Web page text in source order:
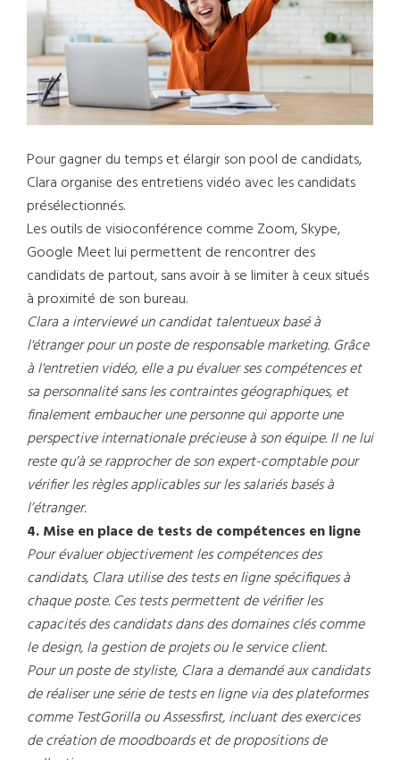
Pour gagner du temps et élargir son pool de candidats,
Clara organise des entretiens vidéo avec les candidats
présélectionnés.
Les outils de visioconférence comme Zoom, Skype,
Google Meet lui permettent de rencontrer des
candidats de partout, sans avoir à se limiter à ceux situés
à proximité de son bureau.
Clara a interviewé un candidat talentueux basé à
l'étranger pour un poste de responsable marketing. Grâce
à l'entretien vidéo, elle a pu évaluer ses compétences et
sa personnalité sans les contraintes géographiques, et
finalement embaucher une personne qui apporte une
perspective internationale précieuse à son équipe. Il ne lui
reste qu’à se rapprocher de son expert-comptable pour
vérifier les règles applicables sur les salariés basés à
l’étranger.
4. Mise en place de tests de compétences en ligne
Pour évaluer objectivement les compétences des
candidats, Clara utilise des tests en ligne spécifiques à
chaque poste. Ces tests permettent de vérifier les
capacités des candidats dans des domaines clés comme
le design, la gestion de projets ou le service client.
Pour un poste de styliste, Clara a demandé aux candidats
de réaliser une série de tests en ligne via des plateformes
comme TestGorilla ou Assessfirst, incluant des exercices
de création de moodboards et de propositions de